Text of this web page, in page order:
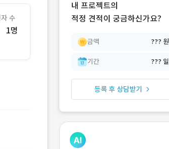
수
1명
내 프로젝트의
적정 견적이 궁금하신가요?
금액 ??? 원
기간 ??? 일
등록 후 상담받기